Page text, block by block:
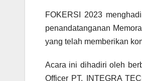
FOKERSI 2023
penandatanganan
yang telah memberikan
Acara ini dihadiri oleh
Officer PT. INTEGRA